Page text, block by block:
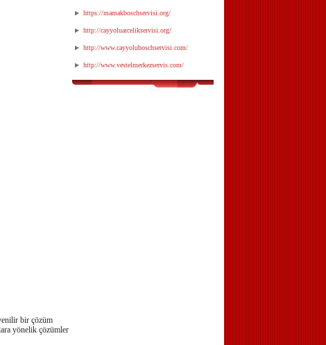
bir çözüm
yönelik çözümler
https://mamakboschservisi.org/
http://cayyoluarcelikservisi.org/
http://www.cayyoluboschservisi.com/
http://www.vestelmerkezservis.com/